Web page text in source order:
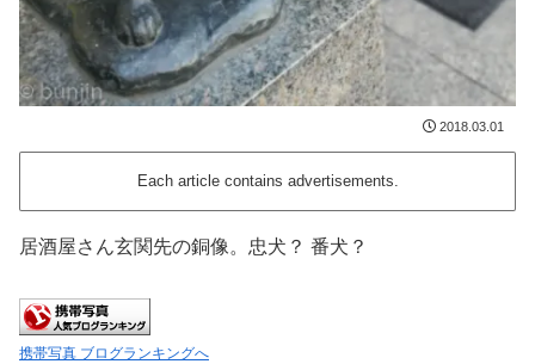
2018.03.01
Each article contains advertisements.
居酒屋さん玄関先の銅像。忠犬？ 番犬？
携帯写真 ブログランキングへ